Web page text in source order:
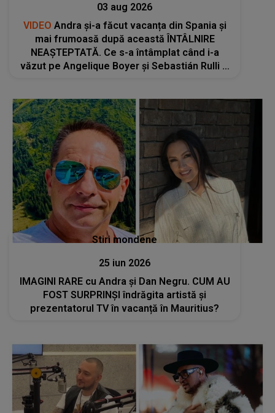
03 aug 2026
VIDEO Andra și-a făcut vacanța din Spania și
mai frumoasă după această ÎNTÂLNIRE
NEAȘTEPTATĂ. Ce s-a întâmplat când i-a
văzut pe Angelique Boyer și Sebastián Rulli și
Stiri mondene
25 iun 2026
IMAGINI RARE cu Andra și Dan Negru. CUM AU
FOST SURPRINȘI îndrăgita artistă și
prezentatorul TV în vacanță în Mauritius?